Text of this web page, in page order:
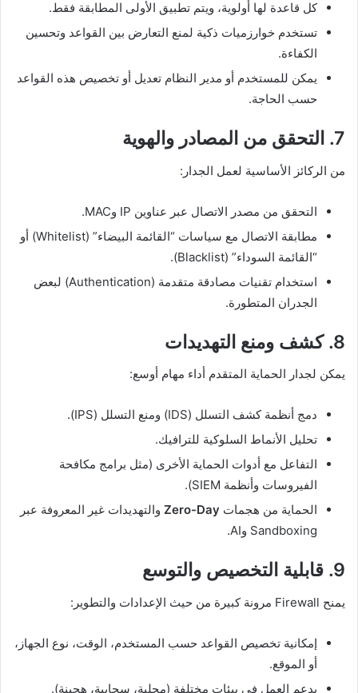
كل قاعدة لها أولوية، ويتم تطبيق الأولى المطابقة فقط.
تستخدم خوارزميات ذكية لمنع التعارض بين القواعد وتحسين
الكفاءة.
يمكن للمستخدم أو مدير النظام تعديل أو تخصيص هذه القواعد
حسب الحاجة.
7. التحقق من المصادر والهوية
من الركائز الأساسية لعمل الجدار:
التحقق من مصدر الاتصال عبر عناوين IP وMAC.
مطابقة الاتصال مع سياسات “القائمة البيضاء” (Whitelist) أو
“القائمة السوداء” (Blacklist).
استخدام تقنيات مصادقة متقدمة (Authentication) لبعض
الجدران المتطورة.
8. كشف ومنع التهديدات
يمكن لجدار الحماية المتقدم أداء مهام أوسع:
دمج أنظمة كشف التسلل (IDS) ومنع التسلل (IPS).
تحليل الأنماط السلوكية للترافيك.
التفاعل مع أدوات الحماية الأخرى (مثل برامج مكافحة
الفيروسات وأنظمة SIEM).
الحماية من هجمات Zero-Day والتهديدات غير المعروفة عبر
Sandboxing وAI.
9. قابلية التخصيص والتوسع
يمنح Firewall مرونة كبيرة من حيث الإعدادات والتطوير:
إمكانية تخصيص القواعد حسب المستخدم، الوقت، نوع الجهاز،
أو الموقع.
يدعم العمل في بيئات مختلفة (محلية، سحابية، هجينة).